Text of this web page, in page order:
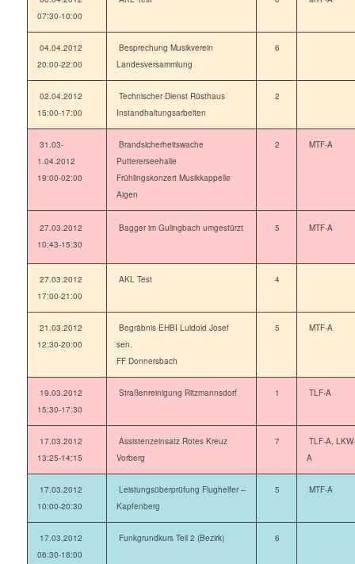
07:30-10:00
04.04.2012
20:00-22:00
Besprechung Musikverein
Landesversammlung
6
02.04.2012
15:00-17:00
Technischer Dienst Rüsthaus
Instandhaltungsarbeiten
2
31.03-
1.04.2012
19:00-02:00
Brandsicherheitswache
Puttererseehalle
Frühlingskonzert Musikkappelle
Aigen
2 MTF-A
27.03.2012
10:43-15:30
Bagger im Gulingbach umgestürzt 5 MTF-A
27.03.2012
17:00-21:00
AKL Test 4
21.03.2012
12:30-20:00
Begräbnis EHBI Luidold Josef
sen.
FF Donnersbach
5 MTF-A
19.03.2012
15:30-17:30
Straßenreinigung Ritzmannsdorf 1 TLF-A
17.03.2012
13:25-14:15
Assistenzeinsatz Rotes Kreuz
Vorberg
7
TLF-A, LKW-
A
17.03.2012
10:00-20:30
Leistungsüberprüfung Flughelfer –
Kapfenberg
5 MTF-A
17.03.2012
06:30-18:00
Funkgrundkurs Teil 2 (Bezirk) 6